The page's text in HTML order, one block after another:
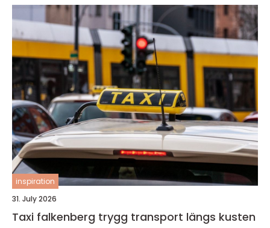
inspiration
31. July 2026
Taxi falkenberg trygg transport längs kusten